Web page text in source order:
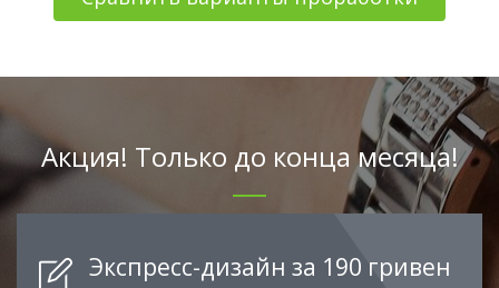
Акция! Только до конца месяца!
Экспресс-дизайн за 190 гривен